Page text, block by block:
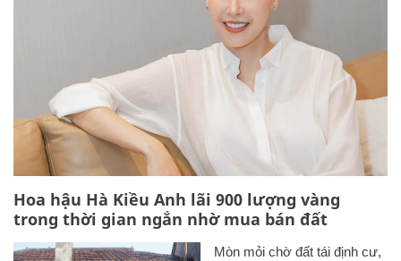
Hoa hậu Hà Kiều Anh lãi 900 lượng vàng
trong thời gian ngắn nhờ mua bán đất
Mòn mỏi chờ đất tái định cư,